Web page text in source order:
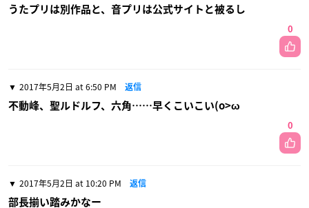
うたプリは別作品と、音プリは公式サイトと被るし
0
2017年5月2日 at 6:50 PM 返信
不動峰、聖ルドルフ、六角……早くこいこい(o>ω
0
2017年5月2日 at 10:20 PM 返信
部長揃い踏みかなー